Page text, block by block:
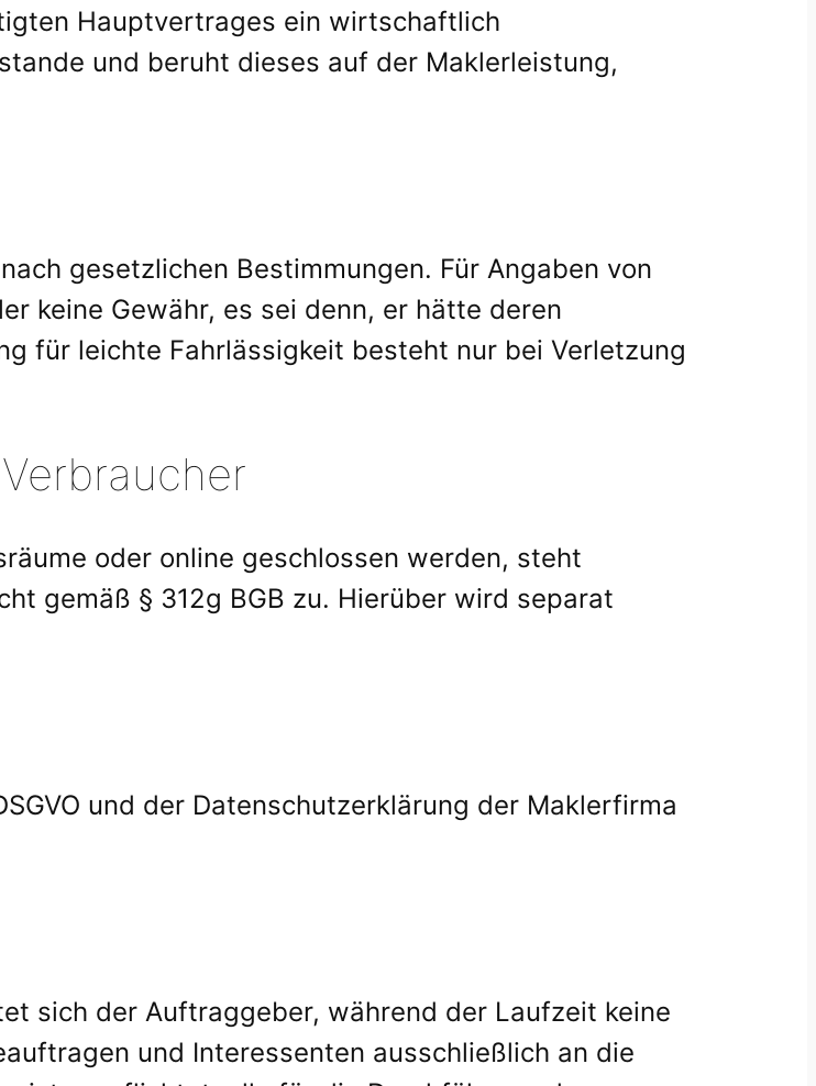
Hauptvertrages ein wirtschaftlich
und beruht dieses auf der Maklerleistung,
gesetzlichen Bestimmungen. Für Angaben von
keine Gewähr, es sei denn, er hätte deren
für leichte Fahrlässigkeit besteht nur bei Verletzung
oder online geschlossen werden, steht
gemäß § 312g BGB zu. Hierüber wird separat
und der Datenschutzerklärung der Maklerfirma
sich der Auftraggeber, während der Laufzeit keine
und Interessenten ausschließlich an die